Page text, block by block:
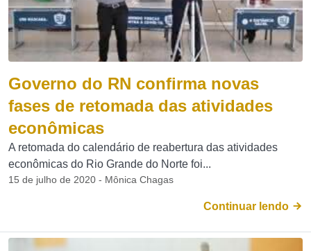
Governo do RN confirma novas
fases de retomada das atividades
econômicas
A retomada do calendário de reabertura das atividades
econômicas do Rio Grande do Norte foi...
15 de julho de 2020 - Mônica Chagas
Continuar lendo